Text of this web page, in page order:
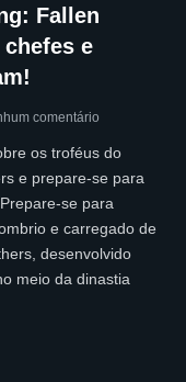
Fallen
e
comentário
os troféus do
e prepare-se para
se para
e carregado de
desenvolvido
meio da dinastia